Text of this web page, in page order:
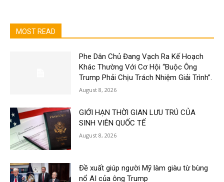
MOST READ
Phe Dân Chủ Đang Vạch Ra Kế Hoạch
Khác Thường Với Cơ Hội “Buộc Ông
Trump Phải Chịu Trách Nhiệm Giải Trình”.
August 8, 2026
GIỚI HẠN THỜI GIAN LƯU TRÚ CỦA
SINH VIÊN QUỐC TẾ
August 8, 2026
Đề xuất giúp người Mỹ làm giàu từ bùng
nổ AI của ông Trump